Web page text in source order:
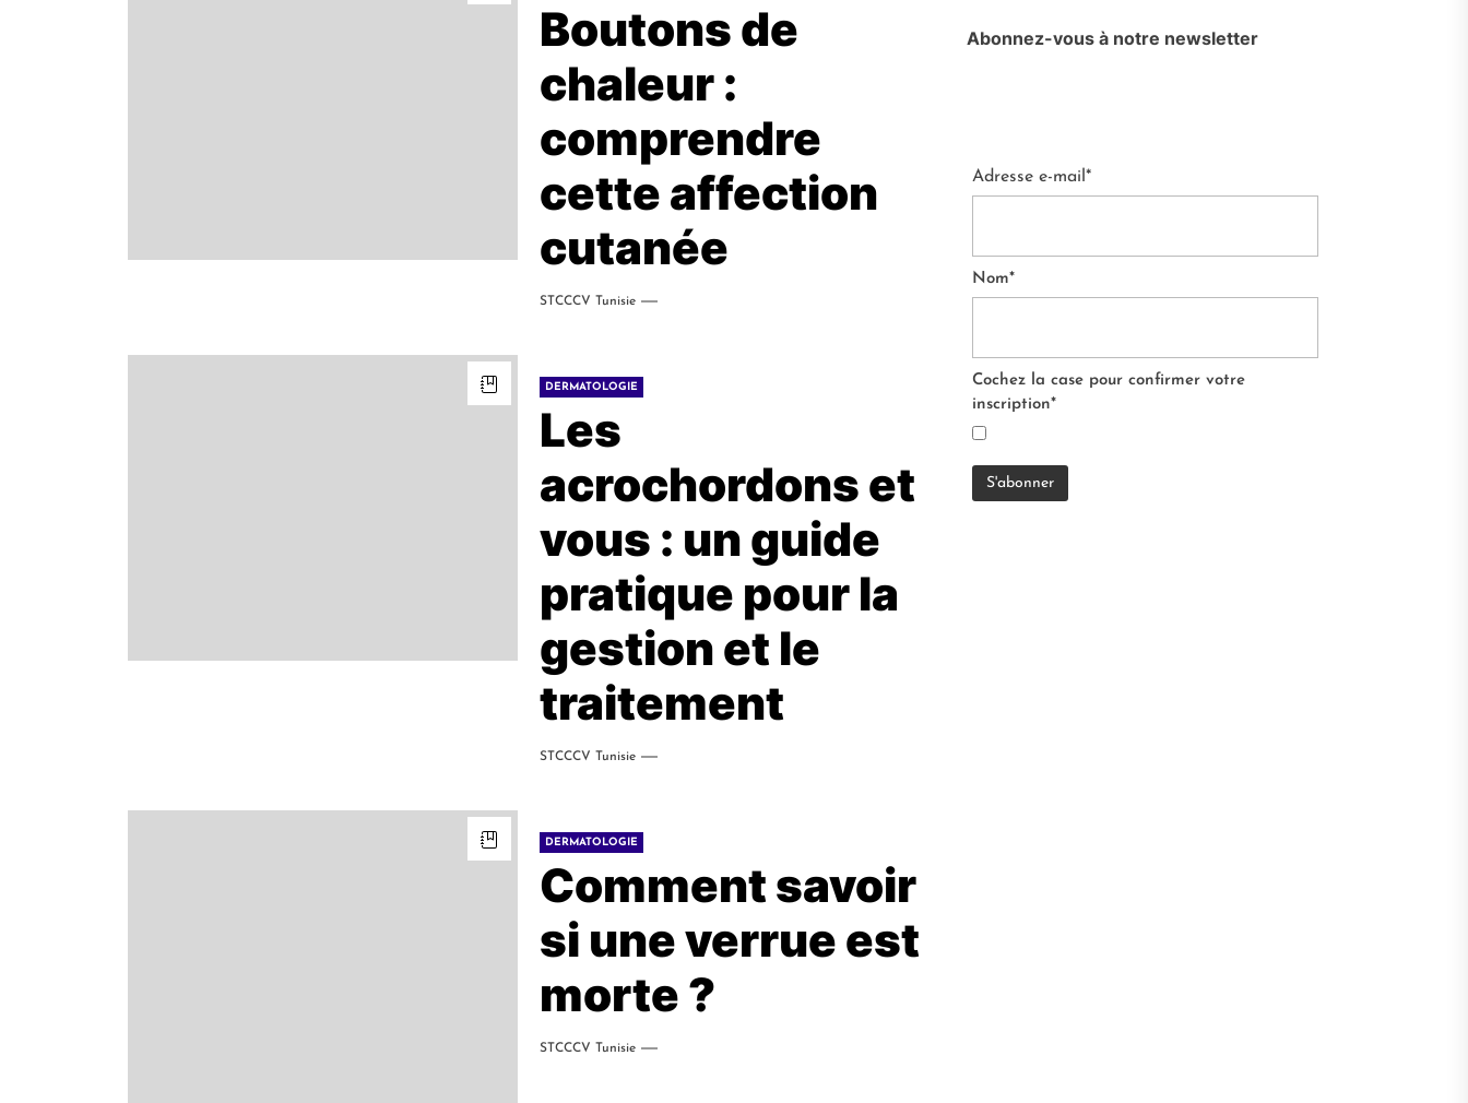
Boutons de
chaleur :
comprendre
cette affection
cutanée
STCCCV Tunisie
DERMATOLOGIE
Les
acrochordons et
vous : un guide
pratique pour la
gestion et le
traitement
STCCCV Tunisie
DERMATOLOGIE
Comment savoir
si une verrue est
morte ?
STCCCV Tunisie
Abonnez-vous à notre newsletter
Adresse e-mail*
Nom*
Cochez la case pour confirmer votre
inscription*